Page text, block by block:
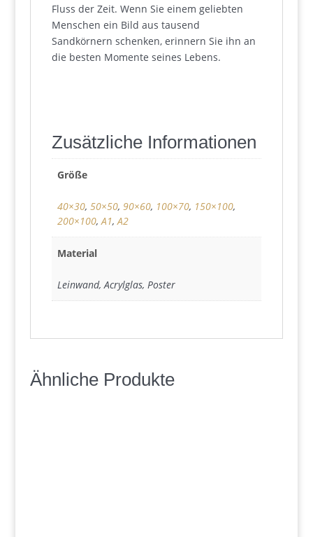
Fluss der Zeit. Wenn Sie einem geliebten
Menschen ein Bild aus tausend
Sandkörnern schenken, erinnern Sie ihn an
die besten Momente seines Lebens.
Zusätzliche Informationen
Größe
40×30, 50×50, 90×60, 100×70, 150×100,
200×100,A1,A2
Material
Leinwand, Acrylglas, Poster
Ähnliche Produkte